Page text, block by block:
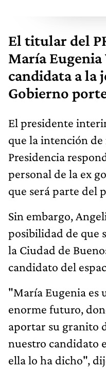
El titular del
María Eugenia
candidata a la
Gobierno
El presidente
que la intención
Presidencia
personal de la ex
que será parte del
Sin embargo,
posibilidad de que
la Ciudad de
candidato del
"María Eugenia es
enorme futuro,
aportar su granito
nuestro candidato
ella lo ha dicho",